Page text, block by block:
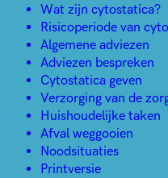
Wat zijn cytostatica?
Risicoperiode van
Algemene adviezen
Adviezen bespreken
Cytostatica geven
Verzorging van de
Huishoudelijke taken
Afval weggooien
Noodsituaties
Printversie